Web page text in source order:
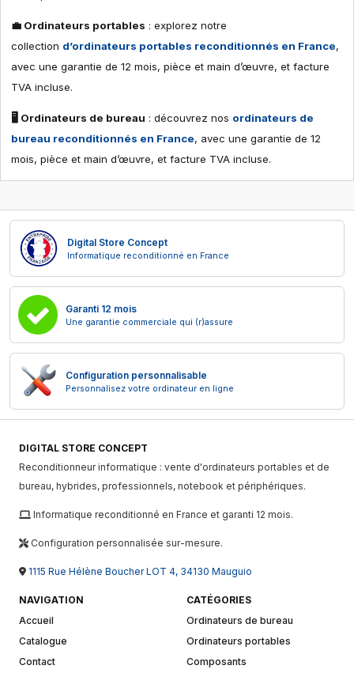
💼 Ordinateurs portables : explorez notre
collection d’ordinateurs portables reconditionnés en France,
avec une garantie de 12 mois, pièce et main d’œuvre, et facture
TVA incluse.
🖥 Ordinateurs de bureau : découvrez nos ordinateurs de
bureau reconditionnés en France, avec une garantie de 12
mois, pièce et main d’œuvre, et facture TVA incluse.
Digital Store Concept
Informatique reconditionné en France
Garanti 12 mois
Une garantie commerciale qui (r)assure
Configuration personnalisable
Personnalisez votre ordinateur en ligne
DIGITAL STORE CONCEPT
Reconditionneur informatique : vente d'ordinateurs portables et de
bureau, hybrides, professionnels, notebook et périphériques.
Informatique reconditionné en France et garanti 12 mois.
Configuration personnalisée sur-mesure.
1115 Rue Hélène Boucher LOT 4, 34130 Mauguio
NAVIGATION
Accueil
Catalogue
Contact
CATÉGORIES
Ordinateurs de bureau
Ordinateurs portables
Composants